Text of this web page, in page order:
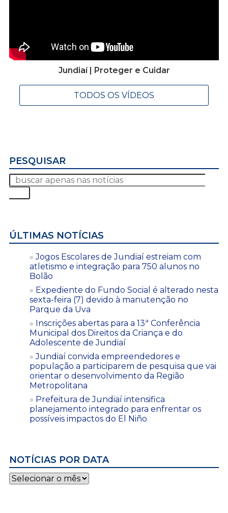
Jundiaí | Proteger e Cuidar
TODOS OS VÍDEOS
PESQUISAR
ÚLTIMAS NOTÍCIAS
Jogos Escolares de Jundiaí estreiam com
atletismo e integração para 750 alunos no
Bolão
Expediente do Fundo Social é alterado nesta
sexta-feira (7) devido à manutenção no
Parque da Uva
Inscrições abertas para a 13ª Conferência
Municipal dos Direitos da Criança e do
Adolescente de Jundiaí
Jundiaí convida empreendedores e
população a participarem de pesquisa que vai
orientar o desenvolvimento da Região
Metropolitana
Prefeitura de Jundiaí intensifica
planejamento integrado para enfrentar os
possíveis impactos do El Niño
NOTÍCIAS POR DATA
Notícias
por